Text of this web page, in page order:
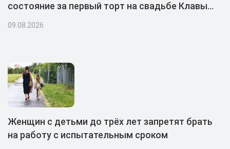
состояние за первый торт на свадьбе Клавы
Коки и Масленникова
09.08.2026
Женщин с детьми до трёх лет запретят брать
на работу с испытательным сроком